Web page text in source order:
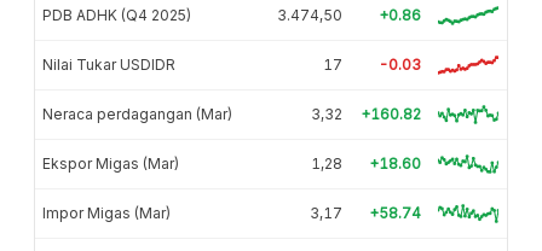
PDB ADHK (Q4 2025) 3.474,50 +0.86
Nilai Tukar USDIDR 17 -0.03
Neraca perdagangan (Mar) 3,32 +160.82
Ekspor Migas (Mar) 1,28 +18.60
Impor Migas (Mar) 3,17 +58.74